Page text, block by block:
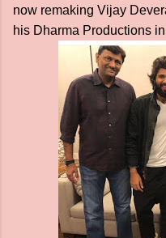
now remaking Vijay
his Dharma Productions